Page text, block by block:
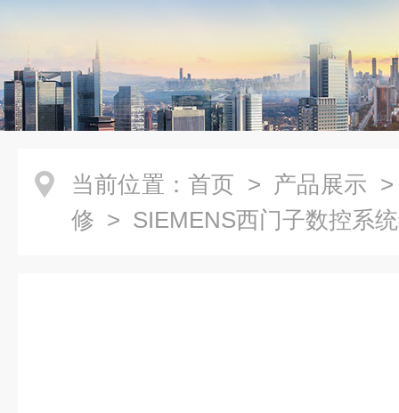
当前位置： 首页 > 产品展示
修 > SIEMENS西门子数控系